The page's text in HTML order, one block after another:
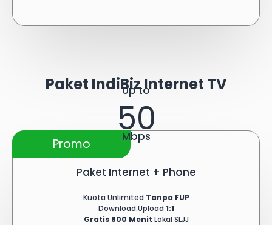
Paket IndiBiz Internet TV
Promo
Up to
50
Mbps
Paket Internet + Phone
Kuota Unlimited Tanpa FUP
Download:Upload 1:1
Gratis 800 Menit Lokal SLJJ